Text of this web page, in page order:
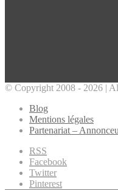
© Copyright 2008 - 2026 |
Blog
Mentions légales
Partenariat –
RSS
Facebook
Twitter
Pinterest